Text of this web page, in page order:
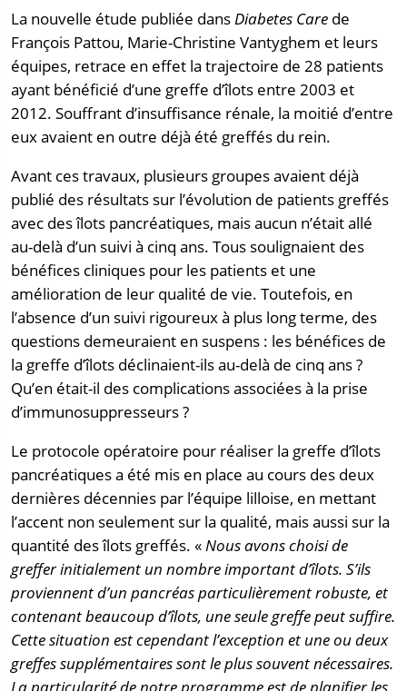
La nouvelle étude publiée dansDiabetes Care de
François Pattou, Marie-Christine Vantyghem et leurs
équipes, retrace en effet la trajectoire de 28 patients
ayant bénéficié d’une greffe d’îlots entre 2003 et
2012. Souffrant d’insuffisance rénale, la moitié d’entre
eux avaient en outre déjà été greffés du rein.
Avant ces travaux, plusieurs groupes avaient déjà
publié des résultats sur l’évolution de patients greffés
avec des îlots pancréatiques, mais aucun n’était allé
au-delà d’un suivi à cinq ans. Tous soulignaient des
bénéfices cliniques pour les patients et une
amélioration de leur qualité de vie. Toutefois, en
l’absence d’un suivi rigoureux à plus long terme, des
questions demeuraient en suspens : les bénéfices de
la greffe d’îlots déclinaient-ils au-delà de cinq ans ?
Qu’en était-il des complications associées à la prise
d’immunosuppresseurs ?
Le protocole opératoire pour réaliser la greffe d’îlots
pancréatiques a été mis en place au cours des deux
dernières décennies par l’équipe lilloise, en mettant
l’accent non seulement sur la qualité, mais aussi sur la
quantité des îlots greffés. «Nous avons choisi de
greffer initialement un nombre important d’îlots. S’ils
proviennent d’un pancréas particulièrement robuste, et
contenant beaucoup d’îlots, une seule greffe peut suffire.
Cette situation est cependant l’exception et une ou deux
greffes supplémentaires sont le plus souvent nécessaires.
La particularité de notre programme est de planifier les